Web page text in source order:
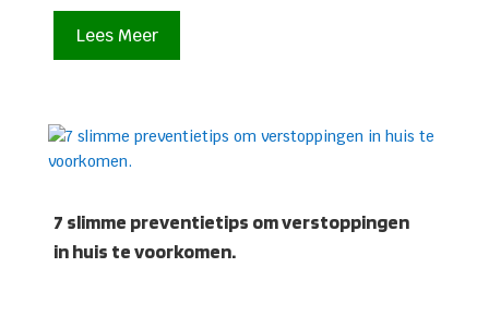
Lees Meer
7 slimme preventietips om verstoppingen
in huis te voorkomen.